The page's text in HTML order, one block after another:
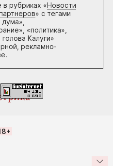
рубриках «Новости
» с тегами
«политика»,
Калуги»
рекламно-